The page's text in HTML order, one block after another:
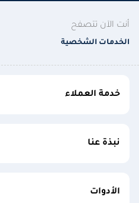
أنت الآن تتصفح
الخدمات الشخصية
خدمة العملاء
نبذة عنا
الأدوات